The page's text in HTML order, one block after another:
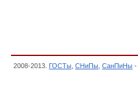
2008-2013. ГОСТы СНиПы СанПиНы -